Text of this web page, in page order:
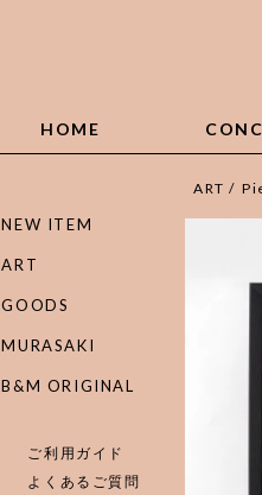
HOME
ART /
NEW ITEM
ART
GOODS
MURASAKI
B&M ORIGINAL
ご利用ガイド
よくあるご質問